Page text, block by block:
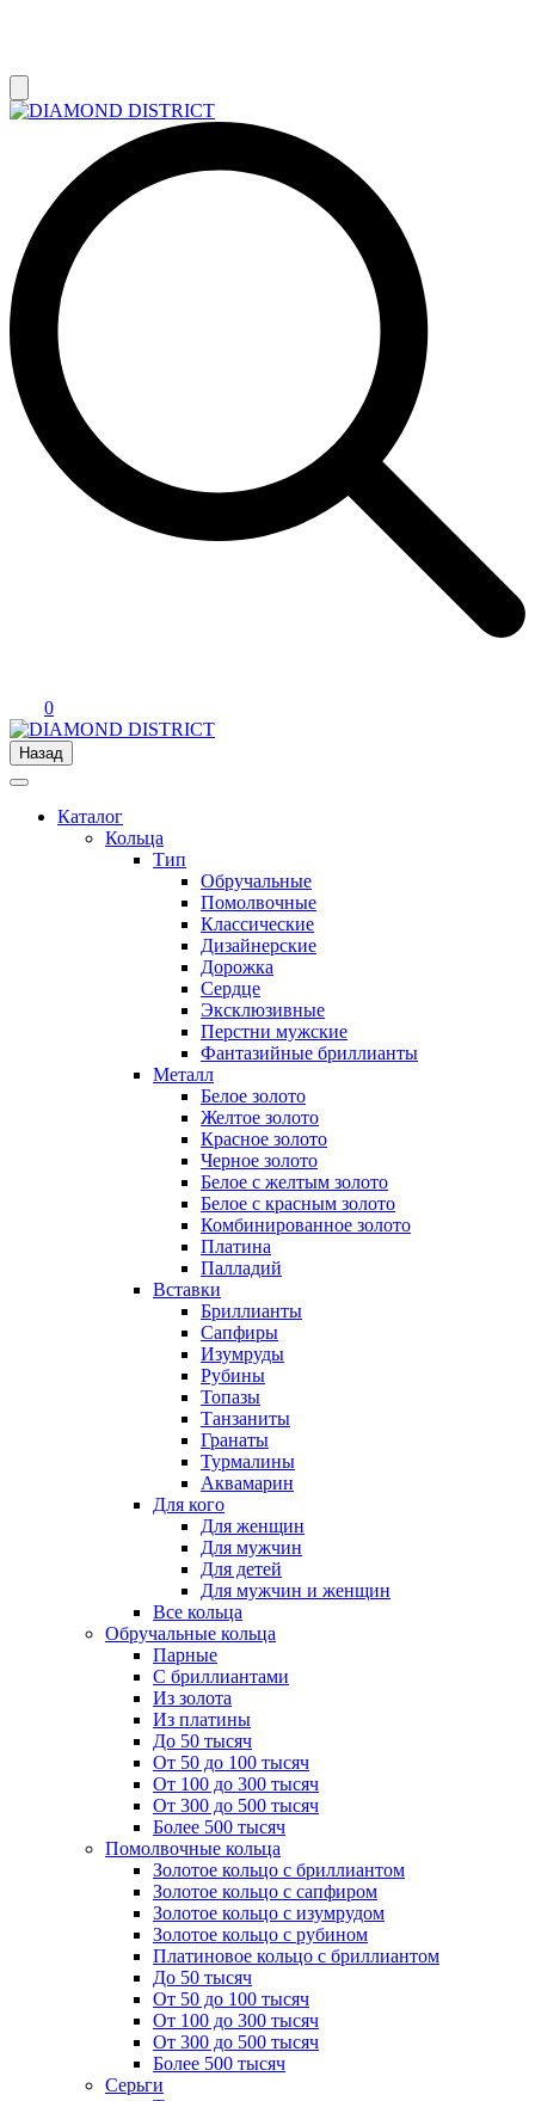
0
Назад
Каталог
Кольца
Тип
Обручальные
Помолвочные
Классические
Дизайнерские
Дорожка
Сердце
Эксклюзивные
Перстни мужские
Фантазийные бриллианты
Металл
Белое золото
Желтое золото
Красное золото
Черное золото
Белое с желтым золото
Белое с красным золото
Комбинированное золото
Платина
Палладий
Вставки
Бриллианты
Сапфиры
Изумруды
Рубины
Топазы
Танзаниты
Гранаты
Турмалины
Аквамарин
Для кого
Для женщин
Для мужчин
Для детей
Для мужчин и женщин
Все кольца
Обручальные кольца
Парные
С бриллиантами
Из золота
Из платины
До 50 тысяч
От 50 до 100 тысяч
От 100 до 300 тысяч
От 300 до 500 тысяч
Более 500 тысяч
Помолвочные кольца
Золотое кольцо с бриллиантом
Золотое кольцо с сапфиром
Золотое кольцо с изумрудом
Золотое кольцо с рубином
Платиновое кольцо с бриллиантом
До 50 тысяч
От 50 до 100 тысяч
От 100 до 300 тысяч
От 300 до 500 тысяч
Более 500 тысяч
Серьги